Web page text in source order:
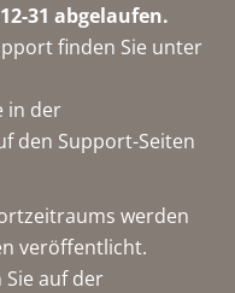
31 abgelaufen.
finden Sie unter
in der
den Support-Seiten
werden
veröffentlicht.
auf der